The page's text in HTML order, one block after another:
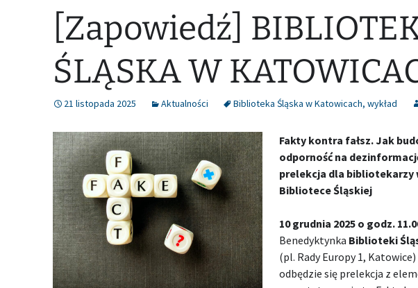
Nr 78 (lipiec/sierpień[Zapowiedź]
ŚLĄSKA W
21 listopada 2025 Aktualności Biblioteka Śląska w Katowicach, wykład
Fakty kontra fałsz. Jak
odporność na
prelekcja dla bibliotekarzy
Bibliotece Śląskiej
10 grudnia 2025 o godz.
Benedyktynka Biblioteki
(pl. Rady Europy 1, Katowice)
odbędzie się prelekcja z